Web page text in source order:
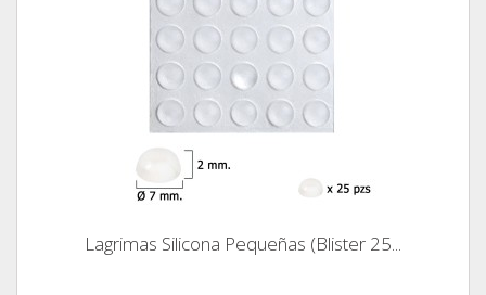
Lagrimas Silicona Pequeñas (Blister 25...